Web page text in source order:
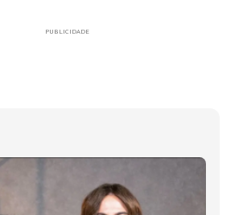
PUBLICIDADE